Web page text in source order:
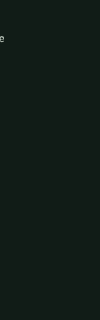
Жиля
13/evaluatie-
розладів
собі уявити.
це можна